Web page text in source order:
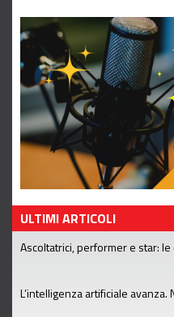
ULTIMI ARTICOLI
Ascoltatrici, performer e star:
L’intelligenza artificiale avanza.